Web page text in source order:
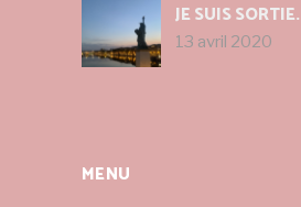
JE SUIS SORTIE.
13 avril 2020
MENU